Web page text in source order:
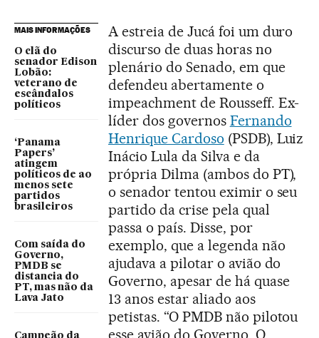
MAIS INFORMAÇÕES
O clã do
senador Edison
Lobão:
veterano de
escândalos
políticos
‘Panama
Papers’
atingem
políticos de ao
menos sete
partidos
brasileiros
Com saída do
Governo,
PMDB se
distancia do
PT, mas não da
Lava Jato
Campeão da
A estreia de Jucá foi um duro
discurso de duas horas no
plenário do Senado, em que
defendeu abertamente o
impeachment de Rousseff. Ex-
líder dos governos Fernando
Henrique Cardoso (PSDB), Luiz
Inácio Lula da Silva e da
própria Dilma (ambos do PT),
o senador tentou eximir o seu
partido da crise pela qual
passa o país. Disse, por
exemplo, que a legenda não
ajudava a pilotar o avião do
Governo, apesar de há quase
13 anos estar aliado aos
petistas. “O PMDB não pilotou
esse avião do Governo. O